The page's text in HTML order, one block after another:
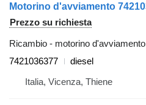
Prezzo su richiesta
Ricambio - motorino d'avviamento
7421036377
diesel
Italia, Vicenza, Thiene